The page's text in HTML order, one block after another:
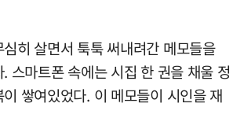
히 살면서 툭툭 써내려간 메모들을
스마트폰 속에는 시집 한 권을 채울 정
쌓여있었다. 이 메모들이 시인을 재